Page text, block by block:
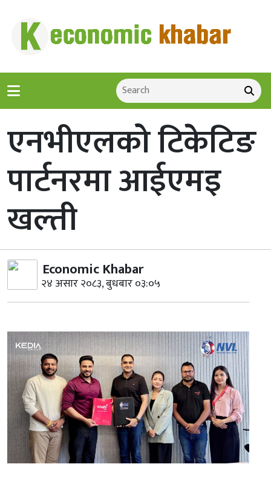
एनभीएलको टिकेटिङ
पार्टनरमा आईएमइ
खल्ती
Economic Khabar
२४ असार २०८३, बुधबार ०३:०५